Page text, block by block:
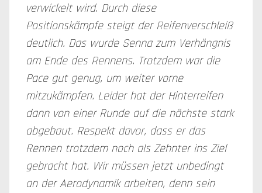
verwickelt wird. Durch diese
Positionskämpfe steigt der Reifenverschleiß
deutlich. Das wurde Senna zum Verhängnis
am Ende des Rennens. Trotzdem war die
Pace gut genug, um weiter vorne
mitzukämpfen. Leider hat der Hinterreifen
dann von einer Runde auf die nächste stark
abgebaut. Respekt davor, dass er das
Rennen trotzdem noch als Zehnter ins Ziel
gebracht hat. Wir müssen jetzt unbedingt
an der Aerodynamik arbeiten, denn sein